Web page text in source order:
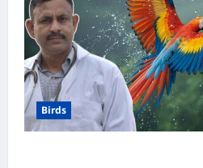
Birds